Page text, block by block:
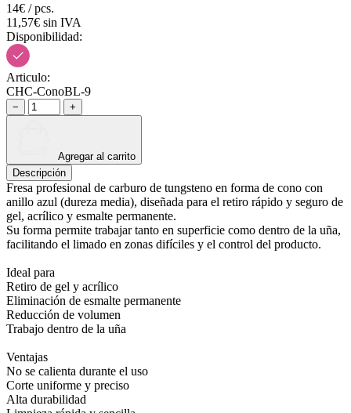
14€ / pcs.
11,57€ sin IVA
Disponibilidad:
Articulo:
CHC-ConoBL-9
− +
Agregar al carrito
Descripción
Fresa profesional de carburo de tungsteno en forma de cono con
anillo azul (dureza media), diseñada para el retiro rápido y seguro de
gel, acrílico y esmalte permanente.
Su forma permite trabajar tanto en superficie como dentro de la uña,
facilitando el limado en zonas difíciles y el control del producto.
Ideal para
Retiro de gel y acrílico
Eliminación de esmalte permanente
Reducción de volumen
Trabajo dentro de la uña
Ventajas
No se calienta durante el uso
Corte uniforme y preciso
Alta durabilidad